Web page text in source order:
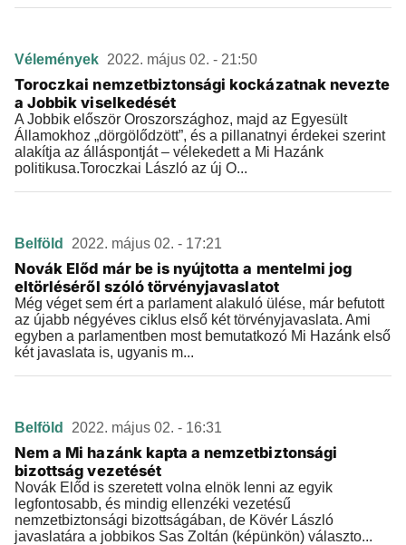
Vélemények 2022. május 02. - 21:50
Toroczkai nemzetbiztonsági kockázatnak nevezte
a Jobbik viselkedését
A Jobbik először Oroszországhoz, majd az Egyesült
Államokhoz „dörgölődzött”, és a pillanatnyi érdekei szerint
alakítja az álláspontját – vélekedett a Mi Hazánk
politikusa.Toroczkai László az új O...
Belföld 2022. május 02. - 17:21
Novák Előd már be is nyújtotta a mentelmi jog
eltörléséről szóló törvényjavaslatot
Még véget sem ért a parlament alakuló ülése, már befutott
az újabb négyéves ciklus első két törvényjavaslata. Ami
egyben a parlamentben most bemutatkozó Mi Hazánk első
két javaslata is, ugyanis m...
Belföld 2022. május 02. - 16:31
Nem a Mi hazánk kapta a nemzetbiztonsági
bizottság vezetését
Novák Előd is szeretett volna elnök lenni az egyik
legfontosabb, és mindig ellenzéki vezetésű
nemzetbiztonsági bizottságában, de Kövér László
javaslatára a jobbikos Sas Zoltán (képünkön) választo...